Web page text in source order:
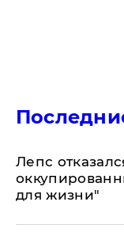
Лепс
для жизни"